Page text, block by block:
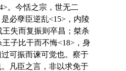
。今恬之宗，世无二
必孽臣逆乱<15>，内陵
王失而复振则卒昌；桀杀
王子比干而不悔<18>，身
可振而谏可觉也。察于
凡臣之言，非以求免于